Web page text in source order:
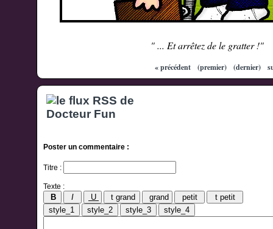
" ... Et arrêtez de le gratter !"
« précédent (premier) (dernier)
Poster un commentaire :
Titre :
Texte :